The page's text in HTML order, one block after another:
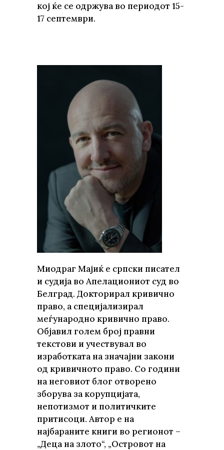
кој ќе се одржува во периодот 15-
17 септември.
Миодраг Мајиќ е српски писател
и судија во Апелациониот суд во
Белград. Докторирал кривично
право, а специјализирал
меѓународно кривично право.
Објавил голем број правни
текстови и учествувал во
изработката на значајни закони
од кривичното право. Со години
на неговиот блог отворено
зборува за корупцијата,
непотизмот и политичките
притисоци. Автор е на
најбараните книги во регионот –
„Деца на злото“, „Островот на